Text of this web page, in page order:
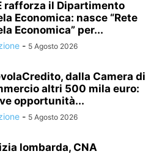
rafforza il Dipartimento
Economica: nasce “Rete
Economica” per...
- 5 Agosto 2026
dalla Camera di
altri 500 mila euro:
opportunità...
- 5 Agosto 2026
lombarda, CNA